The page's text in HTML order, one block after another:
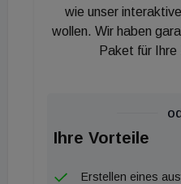
den letzten Wochen aber
der Nachfrage
wie unser
wollen. Wir haben
Paket für
Ihre Vorteile
Erstellen eines